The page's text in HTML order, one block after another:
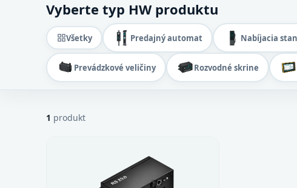
Vyberte typ HW produktu
Všetky Predajný automat Nabíjacia
Prevádzkové veličiny Rozvodné skrine
1 produkt